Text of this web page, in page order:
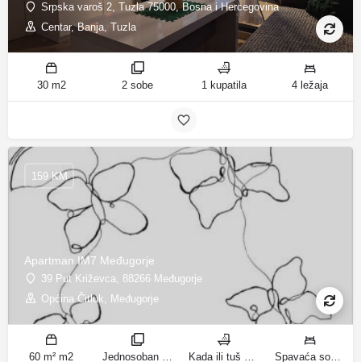
Srpska varoš 2, Tuzla 75000, Bosna i Hercegovina
Centar, Banja, Tuzla
30 m2 2 sobe 1 kupatila 4 ležaja
Apartman IM7 Međugorje
39 Put Križevca, 88266 Međugorje
Općina Čitluk, Međugorje
159 KM
60 m² m2 Jednosoban stan sobe Kada ili tuš kupatila Spavaća soba 1: 1 francuski bračni krevet | Dnevni boravak: 1 kauč na razvlačenje ležaja